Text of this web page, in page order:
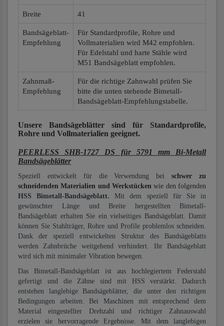
Breite 41
Bandsägeblatt-
Empfehlung
Für Standardprofile, Rohre und
Vollmaterialien wird M42 empfohlen.
Für Edelstahl und harte Stähle wird
M51 Bandsägeblatt empfohlen.
Zahnmaß-
Empfehlung
Für die richtige Zahnwahl prüfen Sie
bitte die unten stehende Bimetall-
Bandsägeblatt-Empfehlungstabelle.
Unsere Bandsägeblätter sind für Standardprofile,
Rohre und Vollmaterialien geeignet.
PEERLESS SHB-1727 DS für 5791 mm Bi-Metall
Bandsägeblätter
Speziell entwickelt für die Verwendung beischwer zu
schneidenden Materialien und Werkstücken wie den folgenden
HSS Bimetall-Bandsägeblatt. Mit dem speziell für Sie in
gewünschter Länge und Breite hergestellten Bimetall-
Bandsägeblatt erhalten Sie ein vielseitiges Bandsägeblatt. Damit
können Sie Stahlträger, Rohre und Profile problemlos schneiden.
Dank der speziell entwickelten Struktur des Bandsägeblatts
werden Zahnbrüche weitgehend verhindert. Ihr Bandsägeblatt
wird sich mit minimaler Vibration bewegen.
Das Bimetall-Bandsägeblatt ist aus hochlegiertem Federstahl
gefertigt und die Zähne sind mit HSS verstärkt. Dadurch
entstehen langlebige Bandsägeblätter, die unter den richtigen
Bedingungen arbeiten. Bei Maschinen mit entsprechend dem
Material eingestellter Drehzahl und richtiger Zahnauswahl
erzielen sie hervorragende Ergebnisse. Mit dem langlebigen